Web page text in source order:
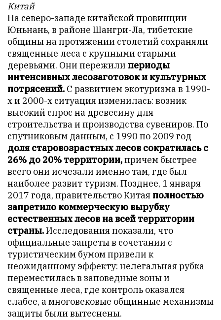
Китай
На северо-западе китайской провинции
Юньнань, в районе Шангри-Ла, тибетские
общины на протяжении столетий сохраняли
священные леса с крупными старыми
деревьями. Они пережили периоды
интенсивных лесозаготовок и культурных
потрясений. С развитием экотуризма в 1990-
х и 2000-х ситуация изменилась: возник
высокий спрос на древесину для
строительства и производства сувениров. По
спутниковым данным, с 1990 по 2009 год
доля старовозрастных лесов сократилась с
26% до 20% территории,причем быстрее
всего они исчезали именно там, где был
наиболее развит туризм. Позднее, 1 января
2017 года, правительство Китая полностью
запретило коммерческую вырубку
естественных лесов на всей территории
страны.Исследования показали, что
официальные запреты в сочетании с
туристическим бумом привели к
неожиданному эффекту: нелегальная рубка
переместилась в заповедные зоны и
священные леса, где контроль оказался
слабее, а многовековые общинные механизмы
защиты были вытеснены.